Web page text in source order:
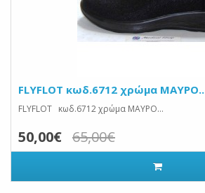
FLYFLOT κωδ.6712 χρώμα ΜΑΥΡΟ..
FLYFLOT κωδ.6712 χρώμα ΜΑΥΡΟ...
50,00€ 65,00€